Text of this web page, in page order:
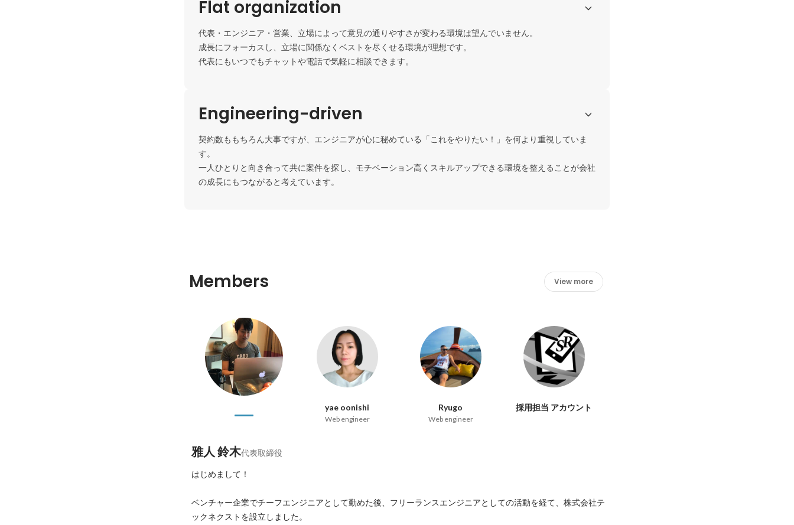
Flat organization
代表・エンジニア・営業、立場によって意見の通りやすさが変わる環境は望んでいません。
成長にフォーカスし、立場に関係なくベストを尽くせる環境が理想です。
代表にもいつでもチャットや電話で気軽に相談できます。
Engineering-driven
契約数ももちろん大事ですが、エンジニアが心に秘めている「これをやりたい！」を何より重視していま
す。
一人ひとりと向き合って共に案件を探し、モチベーション高くスキルアップできる環境を整えることが会社
の成長にもつながると考えています。
Members View more
yae oonishi
Web engineer
Ryugo
Web engineer
採用担当 アカウント
雅人 鈴木代表取締役
はじめまして！
ベンチャー企業でチーフエンジニアとして勤めた後、フリーランスエンジニアとしての活動を経て、株式会社テ
ックネクストを設立しました。